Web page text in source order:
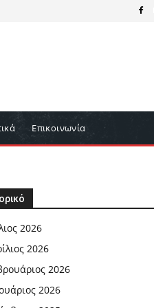
Επικοινωνία
2026
2026
2026
2026